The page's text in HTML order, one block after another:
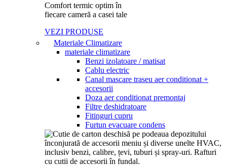
Comfort termic optim în
fiecare cameră a casei tale
VEZI PRODUSE
Materiale Climatizare
materiale climatizare
Benzi izolatoare / matisat
Cablu electric
Canal mascare traseu aer conditionat +
accesorii​
Doza aer conditionat premontaj
Filtre deshidratoare
Fitinguri cupru
Furtun evacuare condens